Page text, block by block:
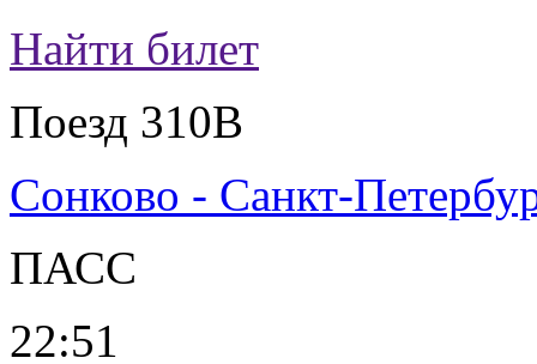
Найти билет
Поезд 310В
Сонково - Санкт-
ПАСС
22:51